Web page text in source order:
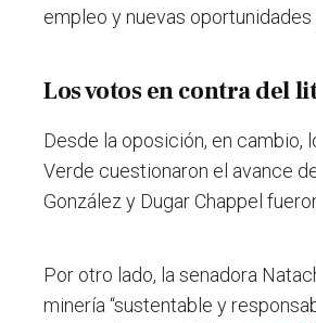
empleo y nuevas
Los votos en contra del
Desde la oposición, en cambio,
Verde cuestionaron el avance
González y Dugar Chappel
Por otro lado, la senadora
minería “sustentable y